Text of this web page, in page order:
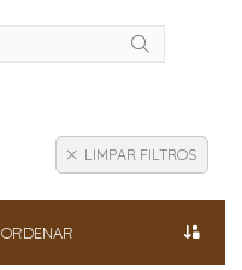
LIMPAR FILTROS
ORDENAR